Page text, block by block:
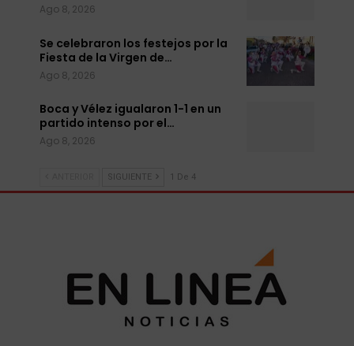
Ago 8, 2026
Se celebraron los festejos por la
Fiesta de la Virgen de…
Ago 8, 2026
Boca y Vélez igualaron 1-1 en un
partido intenso por el…
Ago 8, 2026
SIGUIENTE 1 De 4